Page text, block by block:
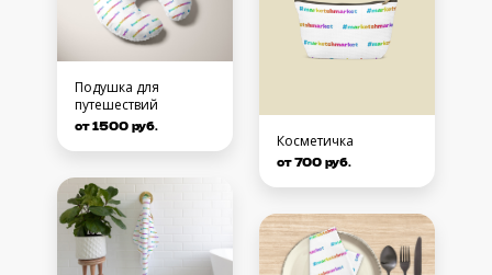
Подушка для
путешествий
от 1500 руб.
Косметичка
от 700 руб.